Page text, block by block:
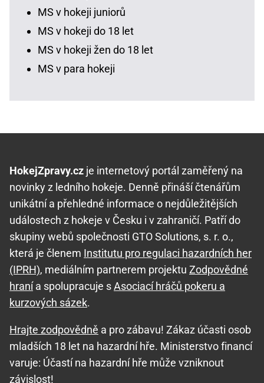
MS v hokeji juniorů
MS v hokeji do 18 let
MS v hokeji žen do 18 let
MS v para hokeji
HokejZpravy.cz je internetový portál zaměřený na
novinky z ledního hokeje. Denně přináší čtenářům
unikátní a přehledné informace o nejdůležitějších
událostech z hokeje v Česku i v zahraničí. Patří do
skupiny webů společnosti GTO Solutions, s. r. o.,
která je členem Institutu pro regulaci hazardních her
(IPRH), mediálním partnerem projektu Zodpovědné
hranía spolupracuje sAsociací hráčů pokeru a
kurzových sázek.
Hrajte zodpovědně a pro zábavu! Zákaz účasti osob
mladších 18 let na hazardní hře. Ministerstvo financí
varuje: Účastí na hazardní hře může vzniknout
závislost!